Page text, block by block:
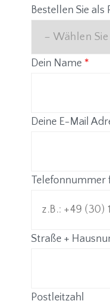
Bestellen Sie
Dein Name *
Deine E-Mail
Telefonnummer
Straße +
Postleitzahl